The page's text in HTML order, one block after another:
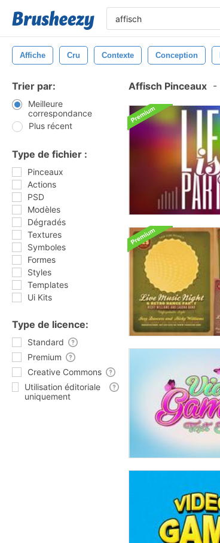
Affiche Cru Contexte Conception
Trier par:
Meilleure
correspondance
Plus récent
Type de fichier :
Pinceaux
Actions
PSD
Modèles
Dégradés
Textures
Symboles
Formes
Styles
Templates
Ui Kits
Type de licence:
Standard
Premium
Creative Commons
Utilisation éditoriale
uniquement
Affisch Pinceaux -